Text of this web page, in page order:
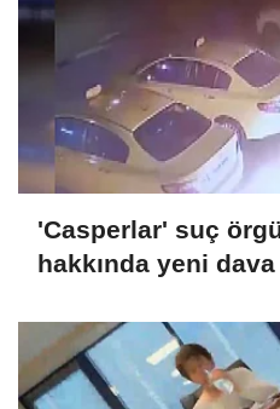
'Casperlar' suç
hakkında yeni